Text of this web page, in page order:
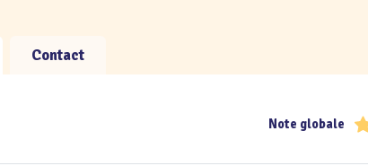
Contact
Note globale